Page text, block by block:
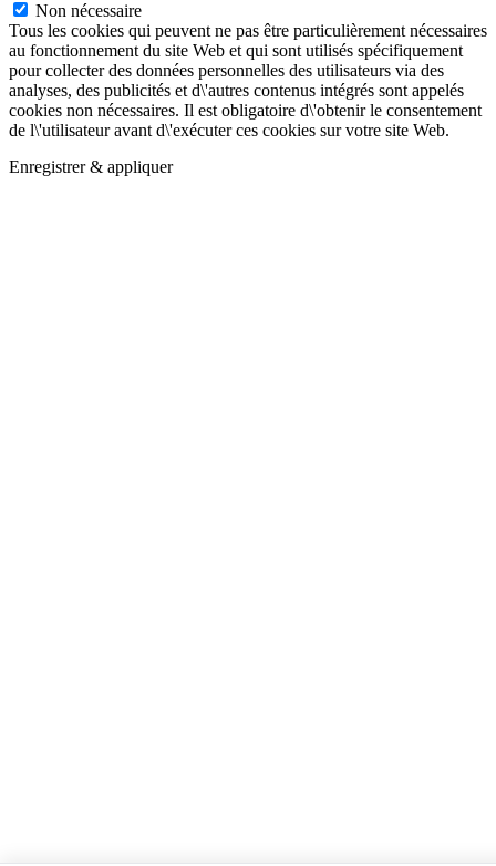
Non nécessaire
Tous les cookies qui peuvent ne pas être particulièrement nécessaires
au fonctionnement du site Web et qui sont utilisés spécifiquement
pour collecter des données personnelles des utilisateurs via des
analyses, des publicités et d\'autres contenus intégrés sont appelés
cookies non nécessaires. Il est obligatoire d\'obtenir le consentement
de l\'utilisateur avant d\'exécuter ces cookies sur votre site Web.
Enregistrer & appliquer